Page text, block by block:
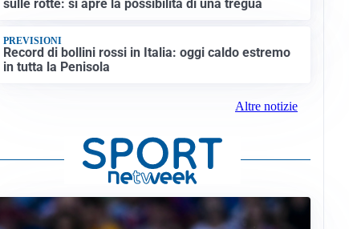
sulle rotte: si apre la possibilità di una tregua
PREVISIONI
Record di bollini rossi in Italia: oggi caldo estremo
in tutta la Penisola
Altre notizie